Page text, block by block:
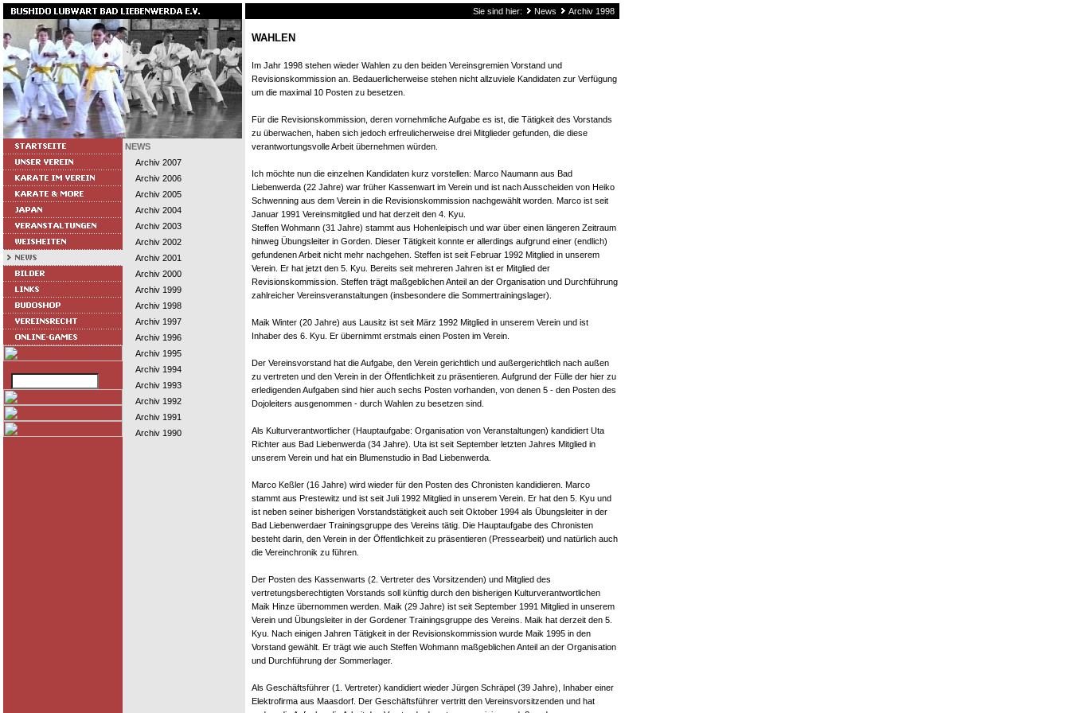
Sie sind hier: News Archiv 1998
NEWS
Archiv 2007
Archiv 2006
Archiv 2005
Archiv 2004
Archiv 2003
Archiv 2002
Archiv 2001
Archiv 2000
Archiv 1999
Archiv 1998
Archiv 1997
Archiv 1996
Archiv 1995
Archiv 1994
Archiv 1993
Archiv 1992
Archiv 1991
Archiv 1990
WAHLEN
Im Jahr 1998 stehen wieder Wahlen zu den beiden Vereinsgremien Vorstand und
Revisionskommission an. Bedauerlicherweise stehen nicht allzuviele Kandidaten zur Verfügung
um die maximal 10 Posten zu besetzen.
Für die Revisionskommission, deren vornehmliche Aufgabe es ist, die Tätigkeit des Vorstands
zu überwachen, haben sich jedoch erfreulicherweise drei Mitglieder gefunden, die diese
verantwortungsvolle Arbeit übernehmen würden.
Ich möchte nun die einzelnen Kandidaten kurz vorstellen: Marco Naumann aus Bad
Liebenwerda (22 Jahre) war früher Kassenwart im Verein und ist nach Ausscheiden von Heiko
Schwenning aus dem Verein in die Revisionskommission nachgewählt worden. Marco ist seit
Januar 1991 Vereinsmitglied und hat derzeit den 4. Kyu.
Steffen Wohmann (31 Jahre) stammt aus Hohenleipisch und war über einen längeren Zeitraum
hinweg Übungsleiter in Gorden. Dieser Tätigkeit konnte er allerdings aufgrund einer (endlich)
gefundenen Arbeit nicht mehr nachgehen. Steffen ist seit Februar 1992 Mitglied in unserem
Verein. Er hat jetzt den 5. Kyu. Bereits seit mehreren Jahren ist er Mitglied der
Revisionskommission. Steffen trägt maßgeblichen Anteil an der Organisation und Durchführung
zahlreicher Vereinsveranstaltungen (insbesondere die Sommertrainingslager).
Maik Winter (20 Jahre) aus Lausitz ist seit März 1992 Mitglied in unserem Verein und ist
Inhaber des 6. Kyu. Er übernimmt erstmals einen Posten im Verein.
Der Vereinsvorstand hat die Aufgabe, den Verein gerichtlich und außergerichtlich nach außen
zu vertreten und den Verein in der Öffentlichkeit zu präsentieren. Aufgrund der Fülle der hier zu
erledigenden Aufgaben sind hier auch sechs Posten vorhanden, von denen 5 - den Posten des
Dojoleiters ausgenommen - durch Wahlen zu besetzen sind.
Als Kulturverantwortlicher (Hauptaufgabe: Organisation von Veranstaltungen) kandidiert Uta
Richter aus Bad Liebenwerda (34 Jahre). Uta ist seit September letzten Jahres Mitglied in
unserem Verein und hat ein Blumenstudio in Bad Liebenwerda.
Marco Keßler (16 Jahre) wird wieder für den Posten des Chronisten kandidieren. Marco
stammt aus Prestewitz und ist seit Juli 1992 Mitglied in unserem Verein. Er hat den 5. Kyu und
ist neben seiner bisherigen Vorstandstätigkeit auch seit Oktober 1994 als Übungsleiter in der
Bad Liebenwerdaer Trainingsgruppe des Vereins tätig. Die Hauptaufgabe des Chronisten
besteht darin, den Verein in der Öffentlichkeit zu präsentieren (Pressearbeit) und natürlich auch
die Vereinchronik zu führen.
Der Posten des Kassenwarts (2. Vertreter des Vorsitzenden) und Mitglied des
vertretungsberechtigten Vorstands soll künftig durch den bisherigen Kulturverantwortlichen
Maik Hinze übernommen werden. Maik (29 Jahre) ist seit September 1991 Mitglied in unserem
Verein und Übungsleiter in der Gordener Trainingsgruppe des Vereins. Maik hat derzeit den 5.
Kyu. Nach einigen Jahren Tätigkeit in der Revisionskommission wurde Maik 1995 in den
Vorstand gewählt. Er trägt wie auch Steffen Wohmann maßgeblichen Anteil an der Organisation
und Durchführung der Sommerlager.
Als Geschäftsführer (1. Vertreter) kandidiert wieder Jürgen Schräpel (39 Jahre), Inhaber einer
Elektrofirma aus Maasdorf. Der Geschäftsführer vertritt den Vereinsvorsitzenden und hat